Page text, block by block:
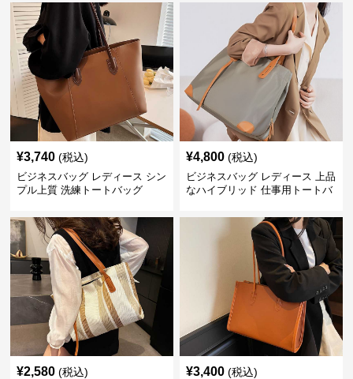
¥3,740 (税込)
ビジネスバッグ レディース シン
プル上質 洗練トートバッグ
¥4,800 (税込)
ビジネスバッグ レディース 上品
なハイブリッド 仕事用トートバ
¥2,580 (税込) ¥3,400 (税込)